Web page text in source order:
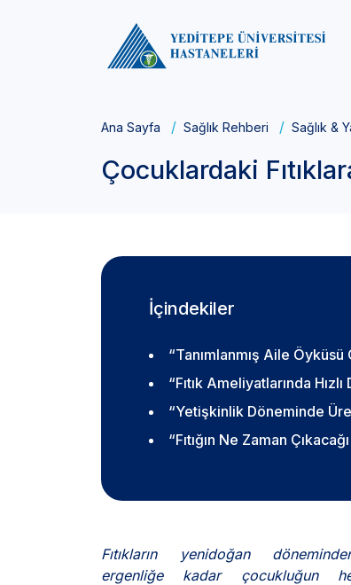
Ana Sayfa Sağlık Rehberi Sağlık &
Çocuklardaki
İçindekiler
“Tanımlanmış Aile
“Fıtık Ameliyatlarında
“Yetişkinlik Döneminde
“Fıtığın Ne Zaman
Fıtıkların yenidoğan
ergenliğe kadar çocukluğun